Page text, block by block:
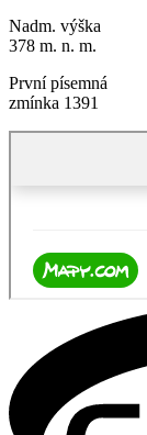
Nadm. výška
378 m. n. m.
První písemná
zmínka 1391